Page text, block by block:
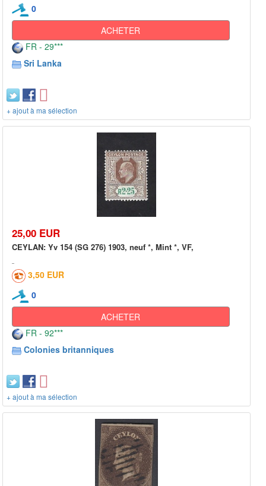
0
ACHETER
FR - 29***
Sri Lanka
+ ajout à ma sélection
25,00 EUR
CEYLAN: Yv 154 (SG 276) 1903, neuf *, Mint *, VF,
3,50 EUR
0
ACHETER
FR - 92***
Colonies britanniques
+ ajout à ma sélection